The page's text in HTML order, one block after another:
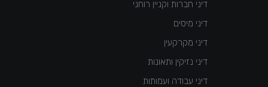
דיני חברות וקניין רוחני
דיני מיסים
דיני מקרקעין
דיני נזיקין ותאונות
דיני עבודה ועמותות